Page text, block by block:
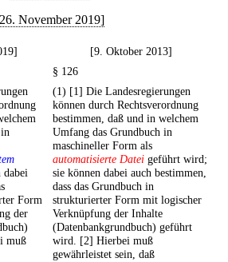
November 2019]
[9. Oktober 2013]
§ 126
dabei
Form
der
muß
(1) [1] Die Landesregierungen
können durch Rechtsverordnung
bestimmen, daß und in welchem
Umfang das Grundbuch in
maschineller Form als
automatisierte Datei geführt wird;
sie können dabei auch bestimmen,
dass das Grundbuch in
strukturierter Form mit logischer
Verknüpfung der Inhalte
(Datenbankgrundbuch) geführt
wird. [2] Hierbei muß
gewährleistet sein, daß